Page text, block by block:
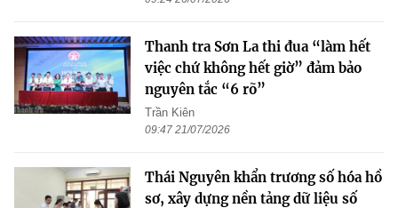
Thanh tra Sơn La thi đua “làm hết
việc chứ không hết giờ” đảm bảo
nguyên tắc “6 rõ”
Trần Kiên
09:47 21/07/2026
Thái Nguyên khẩn trương số hóa hồ
sơ, xây dựng nền tảng dữ liệu số